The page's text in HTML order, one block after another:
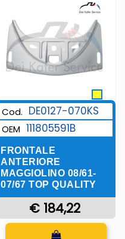
Cod. DE0127-070KS
OEM 111805591B
FRONTALE
ANTERIORE
MAGGIOLINO 08/61-
07/67 TOP QUALITY
€ 184,22
Quantità